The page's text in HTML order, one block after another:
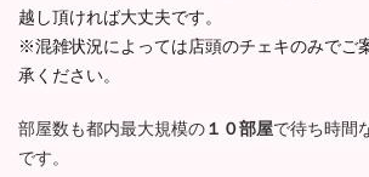
越し頂ければ大丈夫です。
※混雑状況によっては店頭のチェキのみでご
承ください。
部屋数も都内最大規模の１０部屋で待ち時間
です。